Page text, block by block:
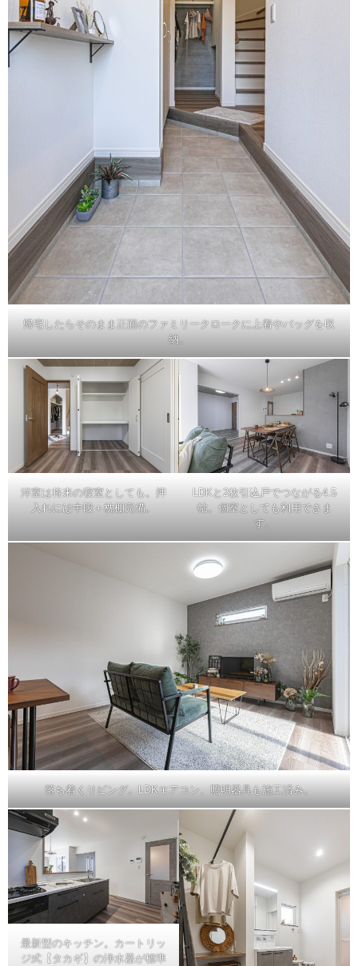
帰宅したらそのまま正面のファミリークロークに上着やバッグを収
納。
洋室は将来の寝室としても。押
入れには中段＋枕棚完備。
LDKと2枚引込戸でつながる4.5
帖。個室としても利用できま
す。
落ち着くリビング。LDKエアコン、照明器具も施工済み。
最新型のキッチン。カートリッ
ジ式【タカギ】の浄水器が標準